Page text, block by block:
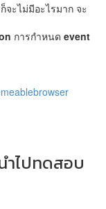
จะไม่มีอะไรมาก จะ
การกำหนด event
ำไปทดสอบ